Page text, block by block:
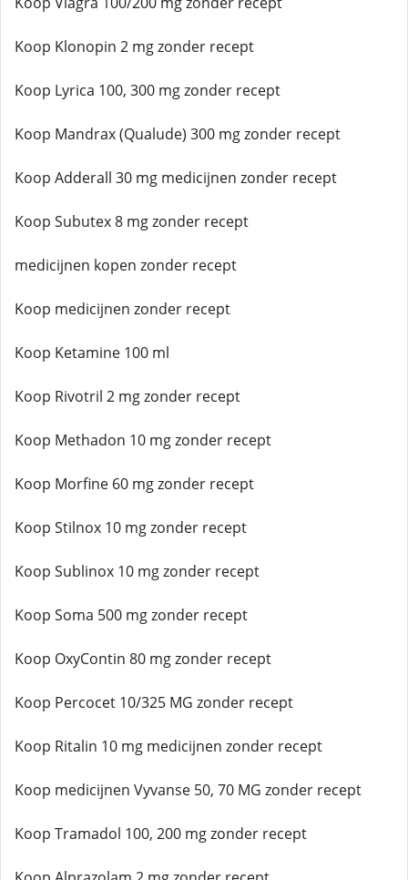
Koop Klonopin 2 mg zonder recept
Koop Lyrica 100, 300 mg zonder recept
Koop Mandrax (Qualude) 300 mg zonder recept
Koop Adderall 30 mg medicijnen zonder recept
Koop Subutex 8 mg zonder recept
medicijnen kopen zonder recept
Koop medicijnen zonder recept
Koop Ketamine 100 ml
Koop Rivotril 2 mg zonder recept
Koop Methadon 10 mg zonder recept
Koop Morfine 60 mg zonder recept
Koop Stilnox 10 mg zonder recept
Koop Sublinox 10 mg zonder recept
Koop Soma 500 mg zonder recept
Koop OxyContin 80 mg zonder recept
Koop Percocet 10/325 MG zonder recept
Koop Ritalin 10 mg medicijnen zonder recept
Koop medicijnen Vyvanse 50, 70 MG zonder recept
Koop Tramadol 100, 200 mg zonder recept